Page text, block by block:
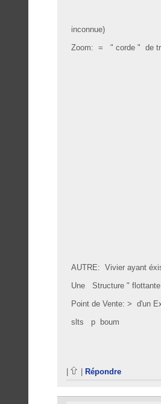
inconnue)
Zoom: = " corde " de
AUTRE: Vivier ayant
Une Structure "
Point de Vente: > d'un
slts p boum
Répondre